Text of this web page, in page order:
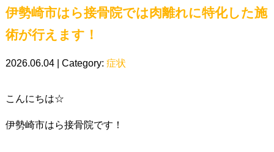
伊勢崎市はら接骨院では肉離れに特化した施
術が行えます！
2026.06.04 | Category: 症状
こんにちは☆
伊勢崎市はら接骨院です！